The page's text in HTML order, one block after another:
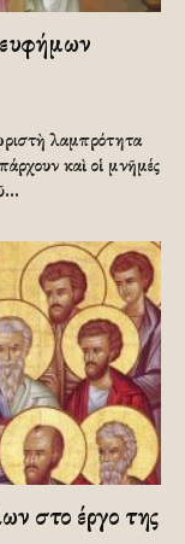
λαμπρότητα
καὶ οἱ μνῆμές
στο έργο της